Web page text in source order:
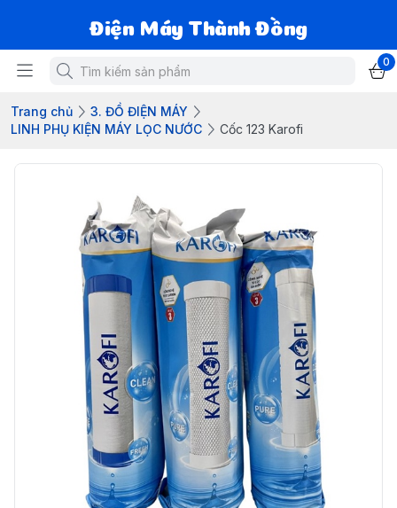
Điện Máy Thành Đồng
0
Trang chủ
3. ĐỒ ĐIỆN MÁY
LINH PHỤ KIỆN MÁY LỌC NƯỚC
Cốc 123 Karofi